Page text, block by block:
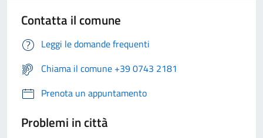
Contatta il comune
Leggi le domande frequenti
Chiama il comune +39 0743 2181
Prenota un appuntamento
Problemi in città